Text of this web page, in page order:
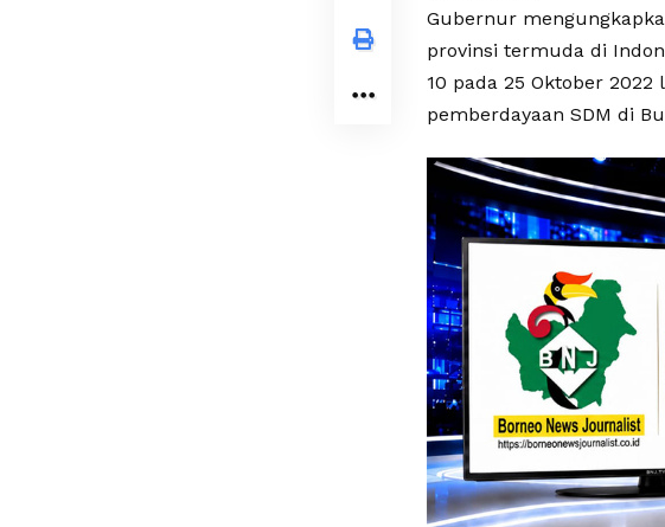
Gubernur
provinsi termuda di
10 pada 25 Oktober
pemberdayaan SDM di